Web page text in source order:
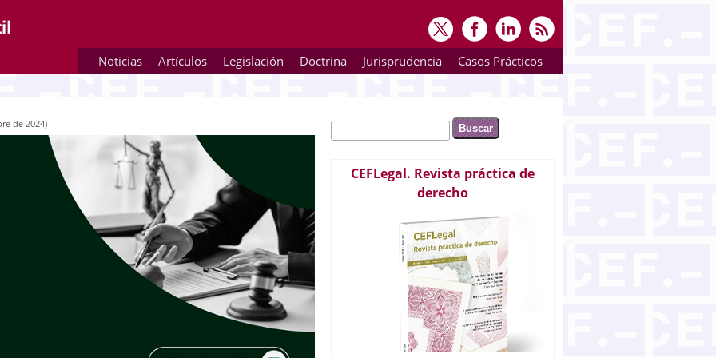
Noticias Artículos Legislación Doctrina Jurisprudencia Casos Prácticos
de 2024) Formulario de búsqueda
Buscar
CEFLegal. Revista práctica de
derecho